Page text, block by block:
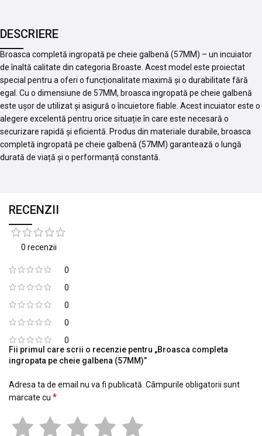
DESCRIERE
Broasca completă ingropată pe cheie galbenă (57MM) – un incuiator
de înaltă calitate din categoria Broaste. Acest model este proiectat
special pentru a oferi o funcționalitate maximă și o durabilitate fără
egal. Cu o dimensiune de 57MM, broasca ingropată pe cheie galbenă
este ușor de utilizat și asigură o încuietore fiable. Acest incuiator este o
alegere excelentă pentru orice situație în care este necesară o
securizare rapidă și eficientă. Produs din materiale durabile, broasca
completă ingropată pe cheie galbenă (57MM) garantează o lungă
durată de viață și o performanță constantă.
RECENZII
0 recenzii
0
0
0
0
0
Fii primul care scrii o recenzie pentru „Broasca completa
ingropata pe cheie galbena (57MM)”
Adresa ta de email nu va fi publicată. Câmpurile obligatorii sunt
marcate cu *